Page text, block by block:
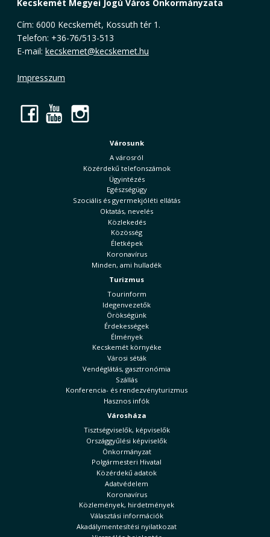
Kecskemét Megyei Jogú Város Önkormányzata
Cím: 6000 Kecskemét, Kossuth tér 1.
Telefon: +36-76/513-513
E-mail: kecskemet@kecskemet.hu
Impresszum
Facebook
YouTube
Városunk
A városról
Közérdekű telefonszámok
Ügyintézés
Egészségügy
Szociális és gyermekjóléti ellátás
Oktatás, nevelés
Közlekedés
Közösség
Életképek
Koronavírus
Minden, ami hulladék
Turizmus
Tourinform
Idegenvezetők
Örökségünk
Érdekességek
Élmények
Kecskemét környéke
Városi séták
Vendéglátás, gasztronómia
Szállás
Konferencia- és rendezvényturizmus
Hasznos infók
Városháza
Tisztségviselők, képviselők
Országgyűlési képviselők
Önkormányzat
Polgármesteri Hivatal
Közérdekű adatok
Adatvédelem
Koronavírus
Közlemények, hirdetmények
Választási információk
Akadálymentesítési nyilatkozat